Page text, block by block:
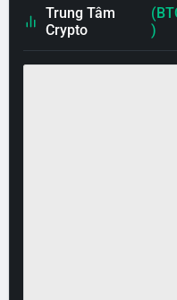
Trung Tâm
Crypto
)